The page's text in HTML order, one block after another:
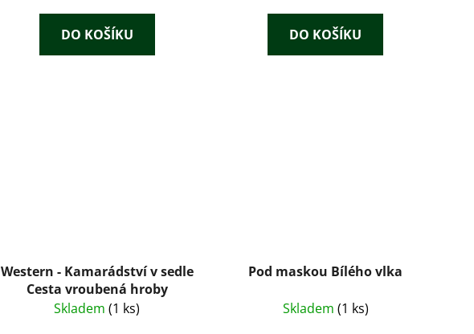
DO KOŠÍKU
poslední chvíli + Zlatý kruh +
Živý stín
DO KOŠÍKU
Western - Kamarádství v sedle
Cesta vroubená hroby
Skladem(1 ks)
Pod maskou Bílého vlka
Skladem (1 ks)